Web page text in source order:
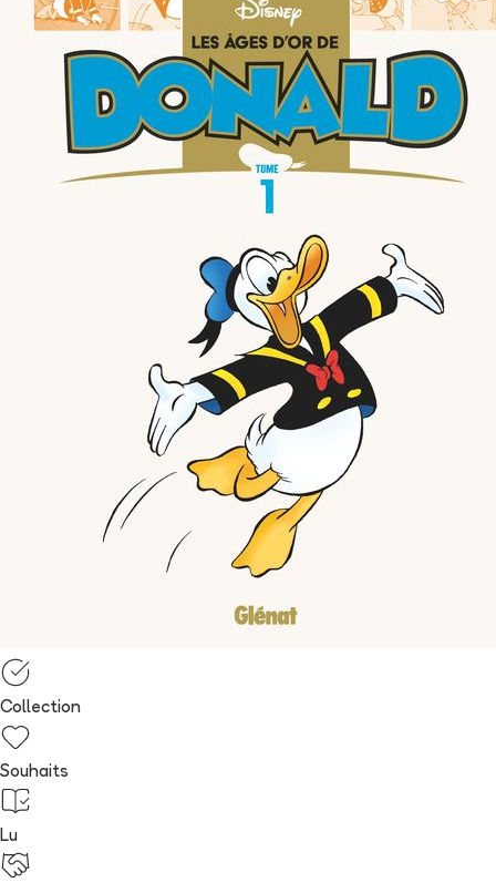
Collection
Souhaits
Lu